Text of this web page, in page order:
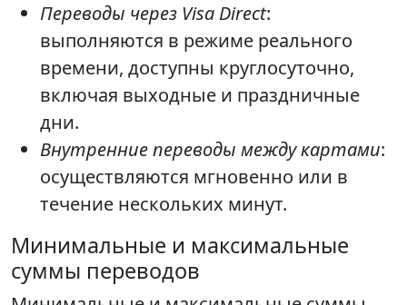
Переводы через Visa Direct:
выполняются в режиме реального
времени, доступны круглосуточно,
включая выходные и праздничные
дни.
Внутренние переводы между картами:
осуществляются мгновенно или в
течение нескольких минут.
Минимальные и максимальные
суммы переводов